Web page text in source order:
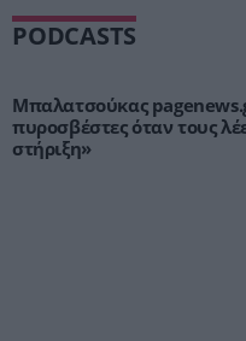
PODCASTS
Μπαλατσούκας
πυροσβέστες όταν τους
στήριξη»